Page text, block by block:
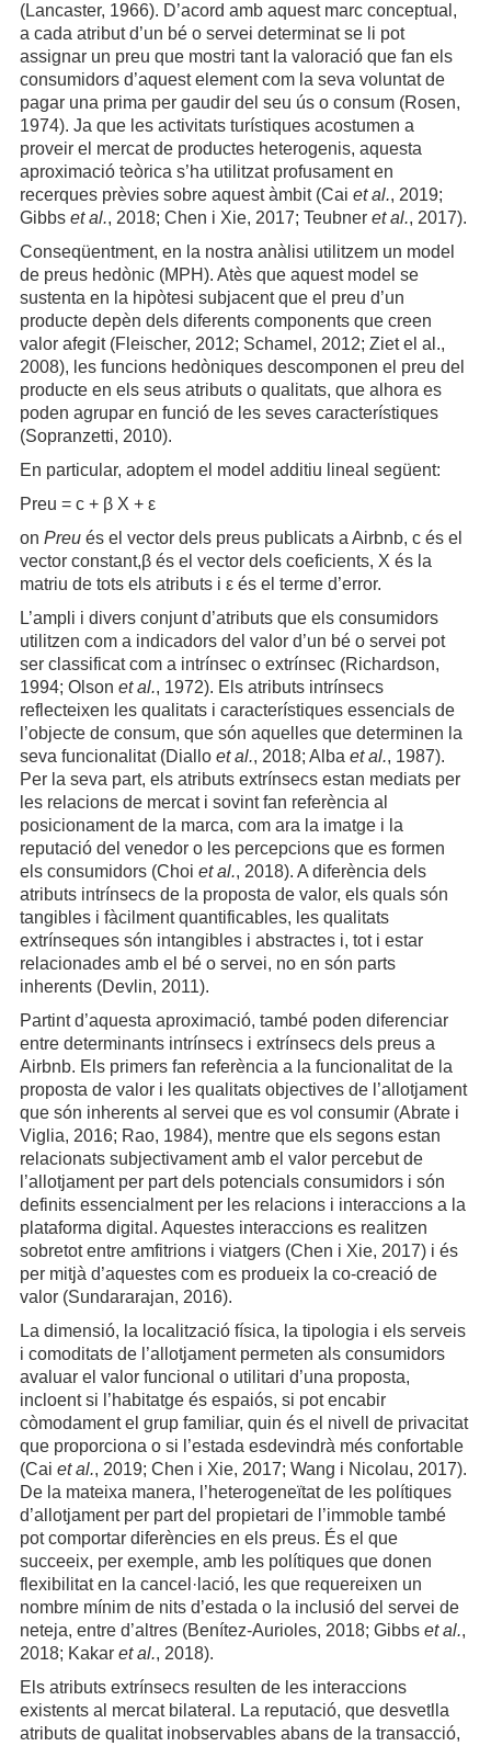
(Lancaster, 1966). D’acord amb aquest marc conceptual,
a cada atribut d’un bé o servei determinat se li pot
assignar un preu que mostri tant la valoració que fan els
consumidors d’aquest element com la seva voluntat de
pagar una prima per gaudir del seu ús o consum (Rosen,
1974). Ja que les activitats turístiques acostumen a
proveir el mercat de productes heterogenis, aquesta
aproximació teòrica s’ha utilitzat profusament en
recerques prèvies sobre aquest àmbit (Cai et al., 2019;
Gibbs et al., 2018; Chen i Xie, 2017; Teubner et al., 2017).
Conseqüentment, en la nostra anàlisi utilitzem un model
de preus hedònic (MPH). Atès que aquest model se
sustenta en la hipòtesi subjacent que el preu d’un
producte depèn dels diferents components que creen
valor afegit (Fleischer, 2012; Schamel, 2012; Ziet el al.,
2008), les funcions hedòniques descomponen el preu del
producte en els seus atributs o qualitats, que alhora es
poden agrupar en funció de les seves característiques
(Sopranzetti, 2010).
En particular, adoptem el model additiu lineal següent:
Preu = c + β X + ε
on Preués el vector dels preus publicats a Airbnb, c és el
vector constant,β és el vector dels coeficients, X és la
matriu de tots els atributs i ε és el terme d’error.
L’ampli i divers conjunt d’atributs que els consumidors
utilitzen com a indicadors del valor d’un bé o servei pot
ser classificat com a intrínsec o extrínsec (Richardson,
1994; Olson et al., 1972). Els atributs intrínsecs
reflecteixen les qualitats i característiques essencials de
l’objecte de consum, que són aquelles que determinen la
seva funcionalitat (Diallo et al., 2018; Alba et al., 1987).
Per la seva part, els atributs extrínsecs estan mediats per
les relacions de mercat i sovint fan referència al
posicionament de la marca, com ara la imatge i la
reputació del venedor o les percepcions que es formen
els consumidors (Choi et al., 2018). A diferència dels
atributs intrínsecs de la proposta de valor, els quals són
tangibles i fàcilment quantificables, les qualitats
extrínseques són intangibles i abstractes i, tot i estar
relacionades amb el bé o servei, no en són parts
inherents (Devlin, 2011).
Partint d’aquesta aproximació, també poden diferenciar
entre determinants intrínsecs i extrínsecs dels preus a
Airbnb. Els primers fan referència a la funcionalitat de la
proposta de valor i les qualitats objectives de l’allotjament
que són inherents al servei que es vol consumir (Abrate i
Viglia, 2016; Rao, 1984), mentre que els segons estan
relacionats subjectivament amb el valor percebut de
l’allotjament per part dels potencials consumidors i són
definits essencialment per les relacions i interaccions a la
plataforma digital. Aquestes interaccions es realitzen
sobretot entre amfitrions i viatgers (Chen i Xie, 2017) i és
per mitjà d’aquestes com es produeix la co-creació de
valor (Sundararajan, 2016).
La dimensió, la localització física, la tipologia i els serveis
i comoditats de l’allotjament permeten als consumidors
avaluar el valor funcional o utilitari d’una proposta,
incloent si l’habitatge és espaiós, si pot encabir
còmodament el grup familiar, quin és el nivell de privacitat
que proporciona o si l’estada esdevindrà més confortable
(Cai et al., 2019; Chen i Xie, 2017; Wang i Nicolau, 2017).
De la mateixa manera, l’heterogeneïtat de les polítiques
d’allotjament per part del propietari de l’immoble també
pot comportar diferències en els preus. És el que
succeeix, per exemple, amb les polítiques que donen
flexibilitat en la cancel·lació, les que requereixen un
nombre mínim de nits d’estada o la inclusió del servei de
neteja, entre d’altres (Benítez-Aurioles, 2018; Gibbs et al.,
2018; Kakar et al., 2018).
Els atributs extrínsecs resulten de les interaccions
existents al mercat bilateral. La reputació, que desvetlla
atributs de qualitat inobservables abans de la transacció,